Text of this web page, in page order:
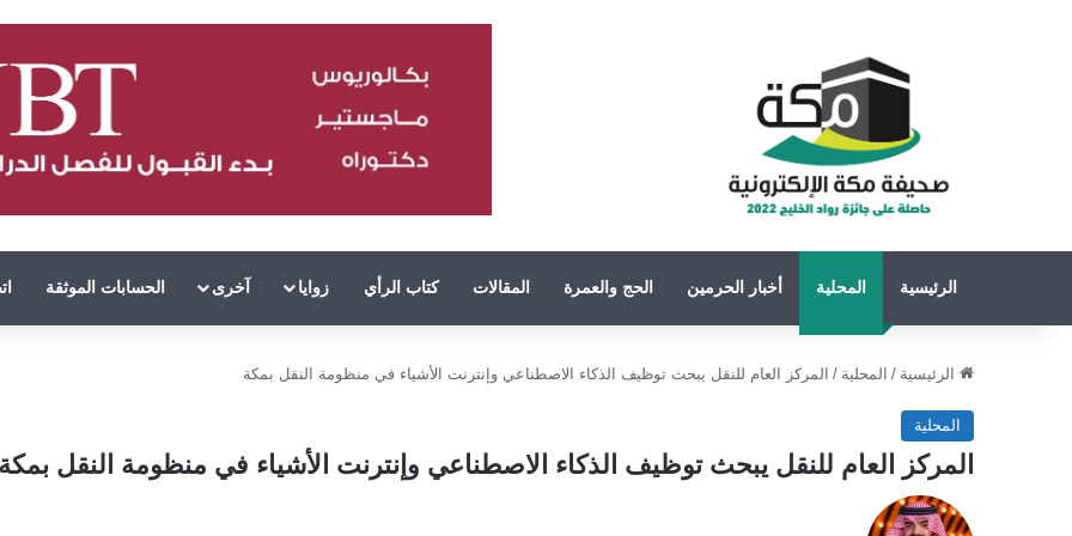
الرئيسية المحلية أخبار الحرمين الحج والعمرة المقالات كتاب الرأي زوايا آخرى الحسابات الموثقة
الرئيسية / المحلية / المركز العام للنقل يبحث توظيف الذكاء الاصطناعي وإنترنت الأشياء في منظومة النقل بمكة
المحلية
المركز العام للنقل يبحث توظيف الذكاء الاصطناعي وإنترنت الأشياء في منظومة النقل بمكة